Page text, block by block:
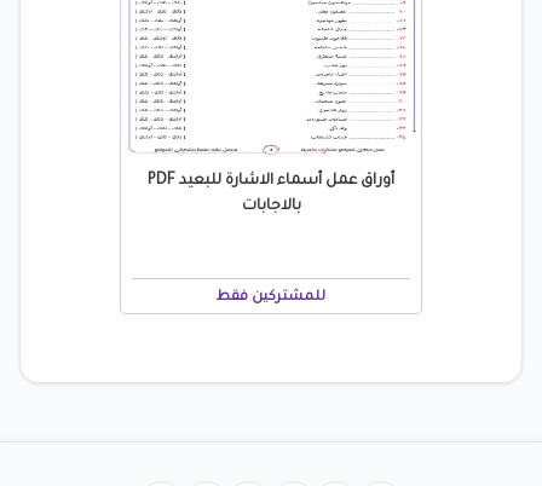
أوراق عمل أسماء الاشارة للبعيد PDF
بالاجابات
للمشتركين فقط